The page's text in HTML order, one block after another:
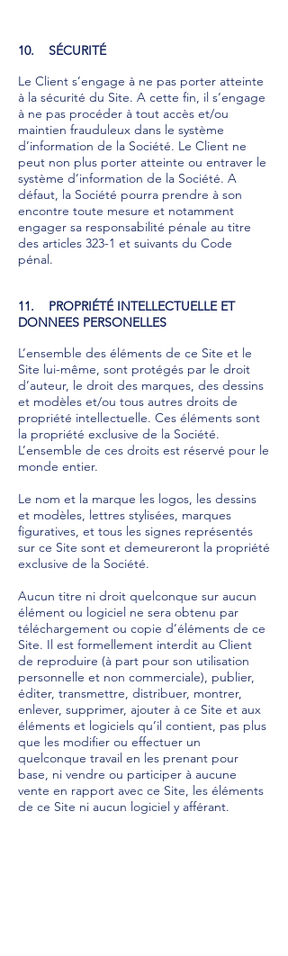
10. SÉCURITÉ
Le Client s’engage à ne pas porter atteinte
à la sécurité du Site. A cette fin, il s’engage
à ne pas procéder à tout accès et/ou
maintien frauduleux dans le système
d’information de la Société. Le Client ne
peut non plus porter atteinte ou entraver le
système d’information de la Société. A
défaut, la Société pourra prendre à son
encontre toute mesure et notamment
engager sa responsabilité pénale au titre
des articles 323-1 et suivants du Code
pénal.
11. PROPRIÉTÉ INTELLECTUELLE ET
DONNEES PERSONELLES
L’ensemble des éléments de ce Site et le
Site lui-même, sont protégés par le droit
d’auteur, le droit des marques, des dessins
et modèles et/ou tous autres droits de
propriété intellectuelle. Ces éléments sont
la propriété exclusive de la Société.
L’ensemble de ces droits est réservé pour le
monde entier.
Le nom et la marque les logos, les dessins
et modèles, lettres stylisées, marques
figuratives, et tous les signes représentés
sur ce Site sont et demeureront la propriété
exclusive de la Société.
Aucun titre ni droit quelconque sur aucun
élément ou logiciel ne sera obtenu par
téléchargement ou copie d’éléments de ce
Site. Il est formellement interdit au Client
de reproduire (à part pour son utilisation
personnelle et non commerciale), publier,
éditer, transmettre, distribuer, montrer,
enlever, supprimer, ajouter à ce Site et aux
éléments et logiciels qu’il contient, pas plus
que les modifier ou effectuer un
quelconque travail en les prenant pour
base, ni vendre ou participer à aucune
vente en rapport avec ce Site, les éléments
de ce Site ni aucun logiciel y afférant.